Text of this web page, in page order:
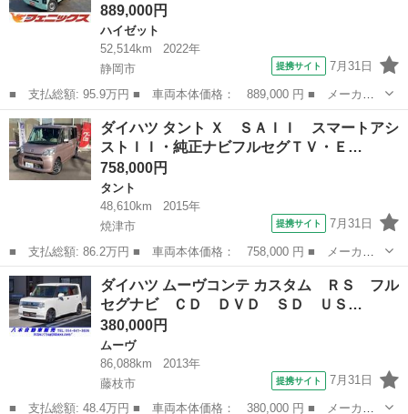
889,000円
ハイゼット
52,514km
2022年
静岡市
提携サイト 7月31日
■ 支払総額: 95.9万円 ■ 車両本体価格： 889,000 円 ■ メーカー
名： ダイハツ ■ 車種名： ハイゼットカーゴ ■ グレード名：
ＤＸ ４ＷＤ☆５速ＭＴ車☆衝突軽減ブレーキ☆車線逸脱警報☆アイ
ドリングスト...
静岡 静岡市 ハイゼット
ダイハツ タント Ｘ ＳＡＩＩ スマートアシ
ストＩＩ・純正ナビフルセグＴＶ・Ｅ…
758,000円
タント
48,610km
2015年
焼津市
提携サイト 7月31日
■ 支払総額: 86.2万円 ■ 車両本体価格： 758,000 円 ■ メーカー
名： ダイハツ ■ 車種名： タント ■ グレード名： Ｘ ＳＡＩ
Ｉ スマートアシストＩＩ・純正ナビフルセグＴＶ・ＥＴＣ・バック
カメラ・後席...
静岡 焼津市 タント
ダイハツ ムーヴコンテ カスタム ＲＳ フル
セグナビ ＣＤ ＤＶＤ ＳＤ ＵＳ…
380,000円
ムーヴ
86,088km
2013年
藤枝市
提携サイト 7月31日
■ 支払総額: 48.4万円 ■ 車両本体価格： 380,000 円 ■ メーカー